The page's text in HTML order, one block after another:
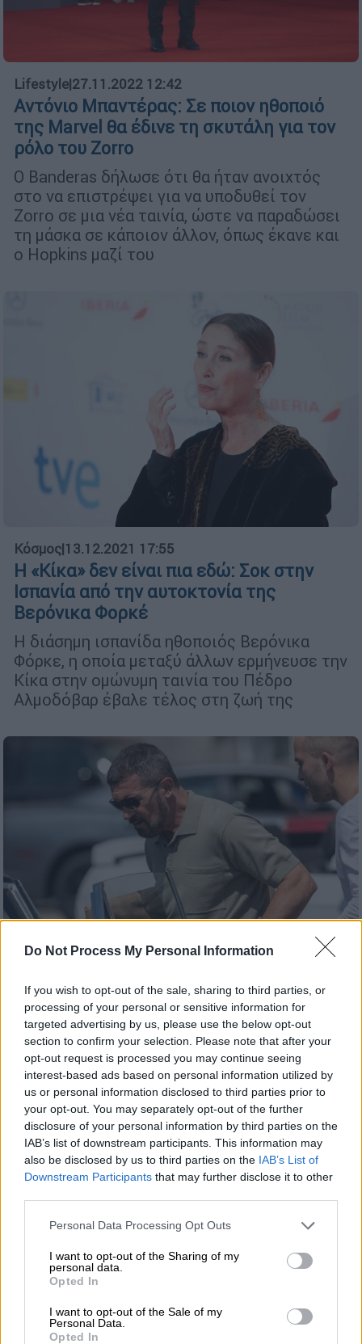
Do Not Process My Personal Information
If you wish to opt-out of the sale, sharing to third parties, or
processing of your personal or sensitive information for
targeted advertising by us, please use the below opt-out
section to confirm your selection. Please note that after your
opt-out request is processed you may continue seeing
interest-based ads based on personal information utilized by
us or personal information disclosed to third parties prior to
your opt-out. You may separately opt-out of the further
disclosure of your personal information by third parties on the
IAB’s list of downstream participants. This information may
also be disclosed by us to third parties on the IAB’s List of
Downstream Participants that may further disclose it to other
Please note that this website/app uses one or more Google
not limited to your visit or usage behaviour. You may click to
grant or deny consent to Google and its third-party tags to
use your data for below specified purposes in below Google
consent section.
Personal Data Processing Opt Outs
I want to opt-out of the Sharing of my
personal data.
Opted In
I want to opt-out of the Sale of my
Personal Data.
Opted In
Lifestyle|27.11.2022 12:42
Αντόνιο Μπαντέρας: Σε ποιον ηθοποιό
της Marvel θα έδινε τη σκυτάλη για τον
ρόλο του Zorro
Ο Banderas δήλωσε ότι θα ήταν ανοιχτός
στο να επιστρέψει για να υποδυθεί τον
Zorro σε μια νέα ταινία, ώστε να παραδώσει
τη μάσκα σε κάποιον άλλον, όπως έκανε και
ο Hopkins μαζί του
Κόσμος|13.12.2021 17:55
Η «Κίκα» δεν είναι πια εδώ: Σοκ στην
Ισπανία από την αυτοκτονία της
Βερόνικα Φορκέ
Η διάσημη ισπανίδα ηθοποιός Βερόνικα
Φόρκε, η οποία μεταξύ άλλων ερμήνευσε την
Κίκα στην ομώνυμη ταινία του Πέδρο
Αλμοδόβαρ έβαλε τέλος στη ζωή της
Lifestyle|16.11.2021 16:17
Πρώην παίκτης του ελληνικού Survivor
«έπαιξε ξύλο» με τον Αντόνιο
Μπαντέρας
Με εντατικούς ρυθμούς συνεχίζονται τα
γυρίσματα της ταινίας «The Expendables 4»
στη Θεσσαλονίκη, με πρωταγωνιστές τους
Σιλβέστερ Σταλόνε, Τζέισον Στέιθαμ, Άντι
Γκαρσία, Μέγκαν Φόξ, Κέρτις «50 Cent»
Τζάκσον και Τόνι Τζα